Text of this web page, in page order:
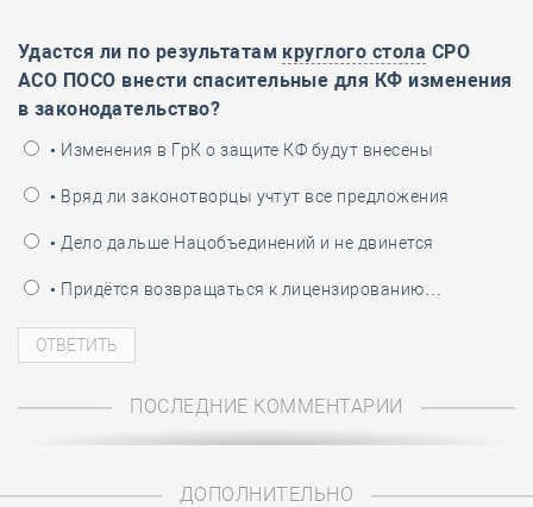
Удастся ли по результатам круглого стола СРО
АСО ПОСО внести спасительные для КФ изменения
в законодательство?
• Изменения в ГрК о защите КФ будут внесены
• Вряд ли законотворцы учтут все предложения
• Дело дальше Нацобъединений и не двинется
• Придётся возвращаться к лицензированию…
ПОСЛЕДНИЕ КОММЕНТАРИИ
ДОПОЛНИТЕЛЬНО